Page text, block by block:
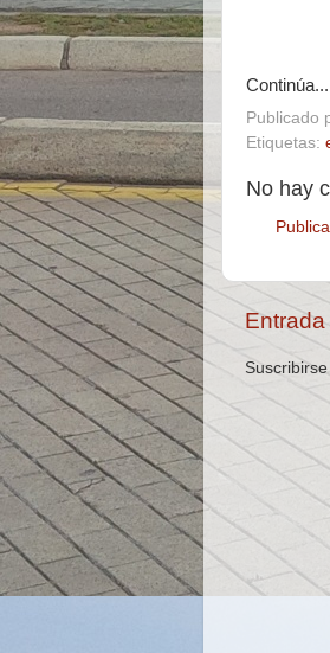
Continúa...
Publicado
Etiquetas:
No hay
Suscribirse